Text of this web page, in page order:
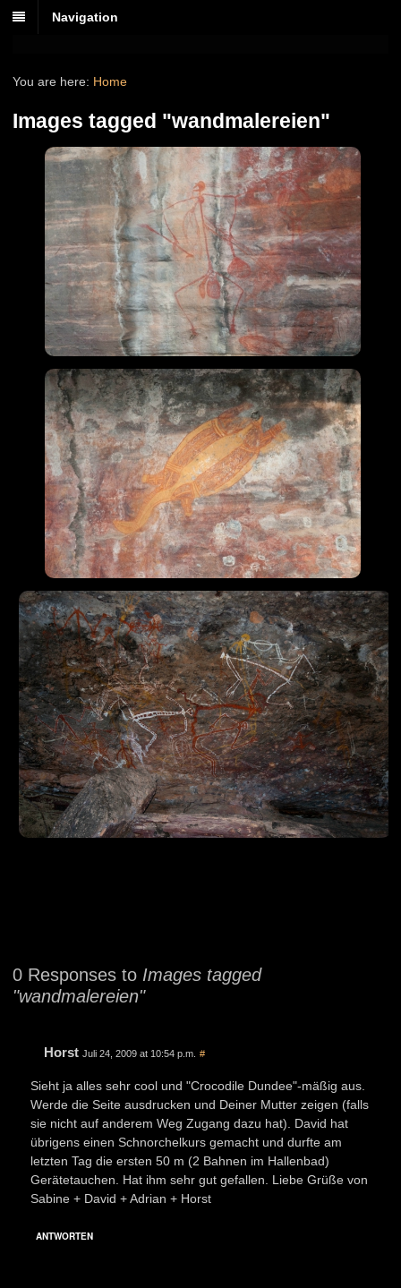
Navigation
You are here: Home
Images tagged "wandmalereien"
0 Responses to Images tagged
"wandmalereien"
Horst Juli 24, 2009 at 10:54 p.m. #
Sieht ja alles sehr cool und "Crocodile Dundee"-mäßig aus.
Werde die Seite ausdrucken und Deiner Mutter zeigen (falls
sie nicht auf anderem Weg Zugang dazu hat). David hat
übrigens einen Schnorchelkurs gemacht und durfte am
letzten Tag die ersten 50 m (2 Bahnen im Hallenbad)
Gerätetauchen. Hat ihm sehr gut gefallen. Liebe Grüße von
Sabine + David + Adrian + Horst
ANTWORTEN